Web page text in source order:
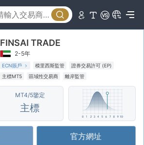
FINSAI TRADE
2-5年
ECN賬戶 模里西斯監管
證券交易許可 (EP)
主標MT5
區域性交易商 離岸監管
MT4/5鑒定
主標
官方網址